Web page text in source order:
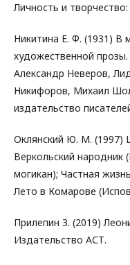
Личность и
Никитина Е. Ф. (1931) В
художественной
Александр Неверов,
Никифоров, Михаил
издательство
Оклянский Ю. М. (1997)
Веркольский народник
могикан); Частная
Лето в Комарове
Прилепин З. (2019)
Издательство АСТ.